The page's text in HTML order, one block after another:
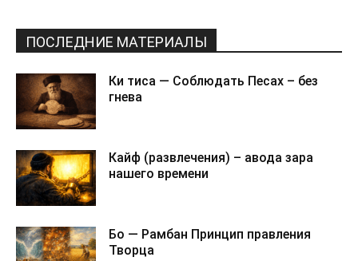
ПОСЛЕДНИЕ МАТЕРИАЛЫ
Ки тиса — Соблюдать Песах – без
гнева
Кайф (развлечения) – авода зара
нашего времени
Бо — Рамбан Принцип правления
Творца